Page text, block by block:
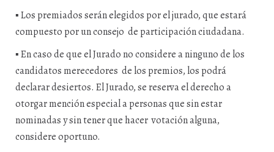
▪Los premiados serán elegidos por el jurado, que estará
compuesto por un consejo de participación ciudadana.
▪En caso de que el Jurado no considere a ninguno de los
candidatos merecedores de los premios, los podrá
declarar desiertos. El Jurado, se reserva el derecho a
otorgar mención especial a personas que sin estar
nominadas y sin tener que hacer votación alguna,
considere oportuno.